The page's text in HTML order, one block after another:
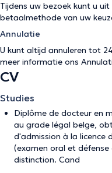
Tijdens uw bezoek kunt u
betaalmethode van uw
Annulatie
U kunt altijd annuleren tot
meer informatie ons
CV
Studies
Diplôme de docteur en
au grade légal belge,
d'admission à la licence
(examen oral et
distinction. Cand